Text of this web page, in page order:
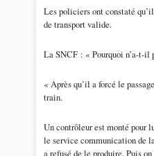
Les policiers ont constaté
de transport valide.
La SNCF : « Pourquoi n’a-t-il
« Après qu’il a forcé le
train.
Un contrôleur est monté pour
le service communication de